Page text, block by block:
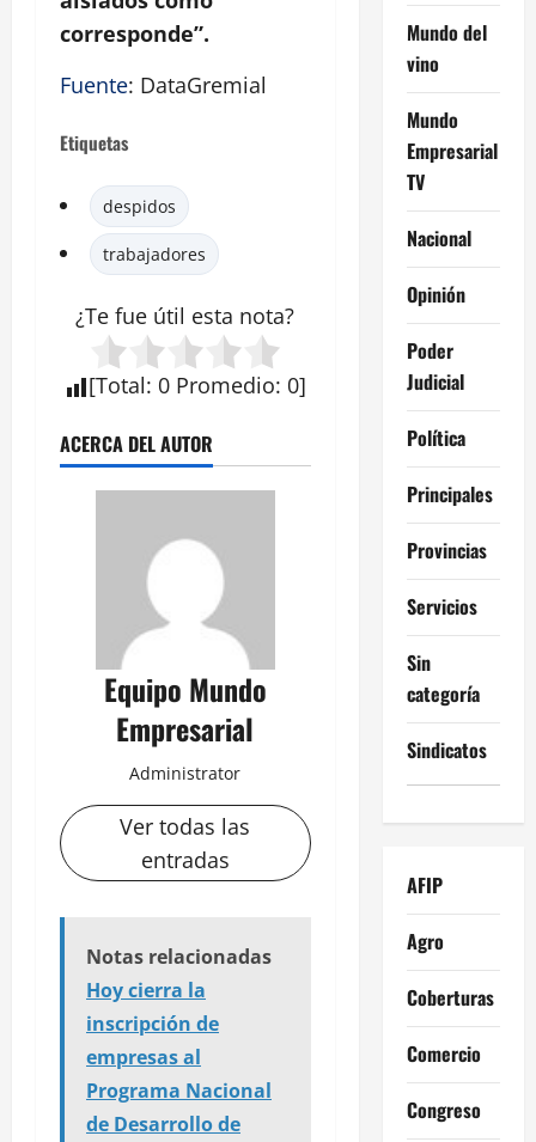
corresponde”.
Fuente: DataGremial
Etiquetas
despidos
trabajadores
¿Te fue útil esta nota?
[Total: 0 Promedio: 0]
ACERCA DEL AUTOR
Equipo Mundo
Empresarial
Administrator
Ver todas las
entradas
Notas relacionadas
Hoy cierra la
inscripción de
empresas al
Programa Nacional
de Desarrollo de
Mundo del
vino
Mundo
Empresarial
TV
Nacional
Opinión
Poder
Judicial
Política
Principales
Provincias
Servicios
Sin
categoría
Sindicatos
AFIP
Agro
Coberturas
Comercio
Congreso